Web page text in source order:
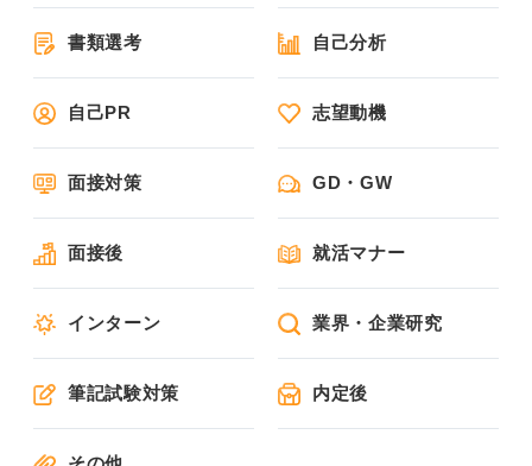
書類選考 自己分析
自己PR 志望動機
面接対策 GD・GW
面接後 就活マナー
インターン 業界・企業研究
筆記試験対策 内定後